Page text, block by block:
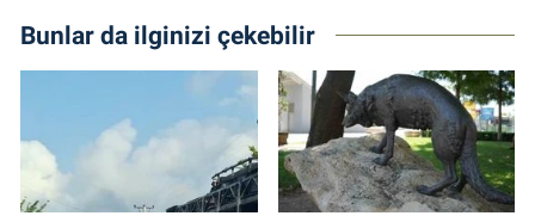
Bunlar da ilginizi çekebilir